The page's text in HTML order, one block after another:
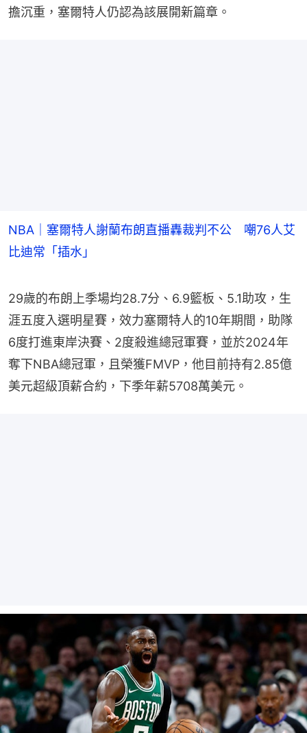
擔沉重，塞爾特人仍認為該展開新篇章。
NBA｜塞爾特人謝蘭布朗直播轟裁判不公 嘲76人艾
比迪常「插水」
29歲的布朗上季場均28.7分、6.9籃板、5.1助攻，生
涯五度入選明星賽，效力塞爾特人的10年期間，助隊
6度打進東岸決賽、2度殺進總冠軍賽，並於2024年
奪下NBA總冠軍，且榮獲FMVP，他目前持有2.85億
美元超級頂薪合約，下季年薪5708萬美元。